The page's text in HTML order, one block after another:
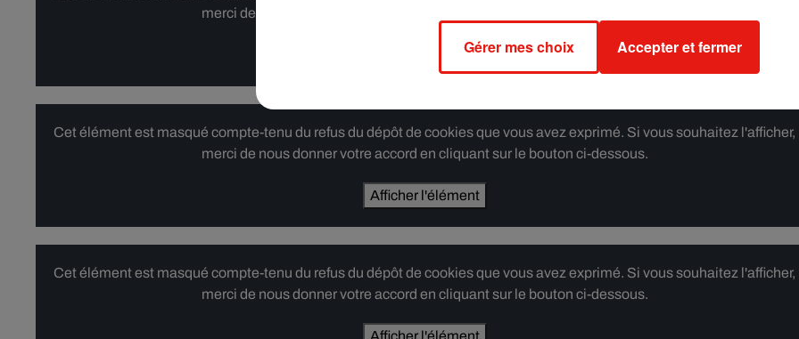
merci de nous donner votre accord en cliquant sur le bouton ci-dessous.
Afficher l'élément
Cet élément est masqué compte-tenu du refus du dépôt de cookies que vous avez exprimé. Si vous souhaitez l'afficher,
merci de nous donner votre accord en cliquant sur le bouton ci-dessous.
Afficher l'élément
Cet élément est masqué compte-tenu du refus du dépôt de cookies que vous avez exprimé. Si vous souhaitez l'afficher,
merci de nous donner votre accord en cliquant sur le bouton ci-dessous.
Afficher l'élément
Gérer mes choix Accepter et fermer